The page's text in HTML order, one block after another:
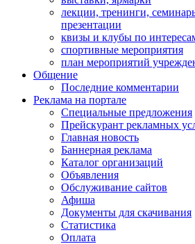
лекции, тренинги,
презентации
квизы и клубы по
спортивные мероприятия
план мероприятий
Общение
Последние комментарии
Реклама на портале
Специальные предложения
Прейскурант рекламных
Главная новость
Баннерная реклама
Каталог организаций
Объявления
Обслуживание сайтов
Афиша
Документы для скачивания
Статистика
Оплата